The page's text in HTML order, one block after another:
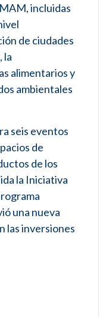
incluidas
de ciudades
la
alimentarios y
ambientales
seis eventos
de
de los
la Iniciativa
una nueva
las inversiones